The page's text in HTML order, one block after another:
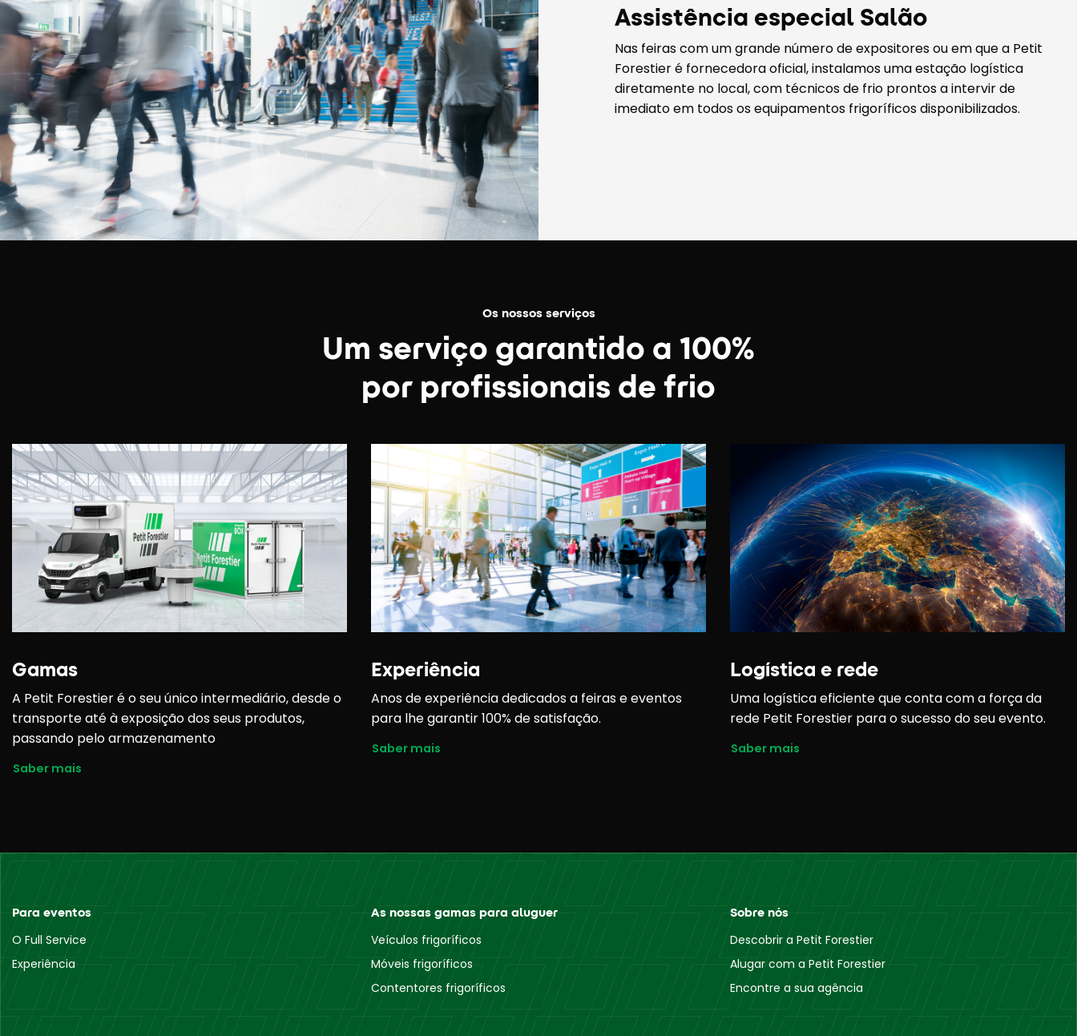
Assistência especial Salão
Nas feiras com um grande número de expositores ou em que a Petit
Forestier é fornecedora oficial, instalamos uma estação logística
diretamente no local, com técnicos de frio prontos a intervir de
imediato em todos os equipamentos frigoríficos disponibilizados.
Os nossos serviços
Um serviço garantido a 100%
por profissionais de frio
Gamas
A Petit Forestier é o seu único intermediário, desde o
transporte até à exposição dos seus produtos,
passando pelo armazenamento
Saber mais
Experiência
Anos de experiência dedicados a feiras e eventos
para lhe garantir 100% de satisfação.
Saber mais
Logística e rede
Uma logística eficiente que conta com a força da
rede Petit Forestier para o sucesso do seu evento.
Saber mais
Para eventos
O Full Service
Experiência
As nossas gamas para aluguer
Veículos frigoríficos
Móveis frigoríficos
Contentores frigoríficos
Sobre nós
Descobrir a Petit Forestier
Alugar com a Petit Forestier
Encontre a sua agência